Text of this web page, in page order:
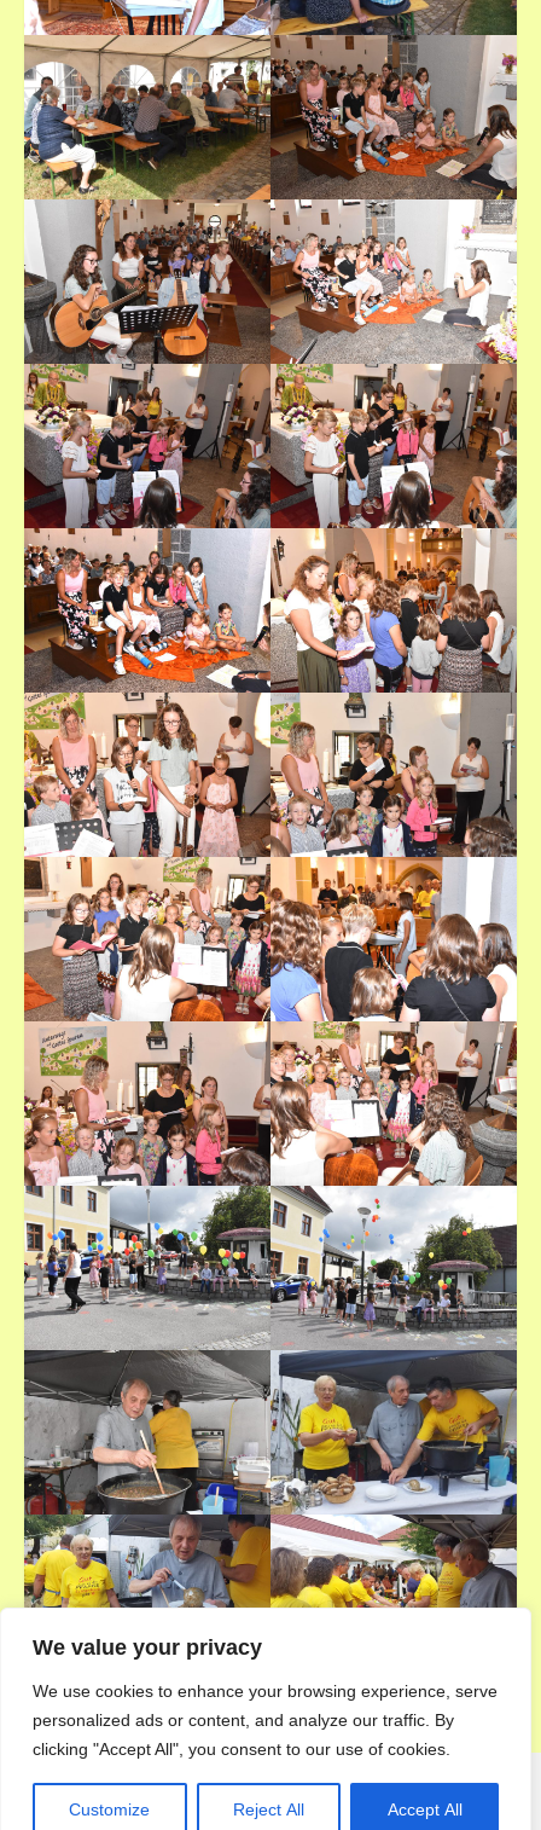
We value your privacy
We use cookies to enhance your browsing experience, serve
personalized ads or content, and analyze our traffic. By
clicking "Accept All", you consent to our use of cookies.
Customize Reject All Accept All
© 2026 Pfarre Echsenbach